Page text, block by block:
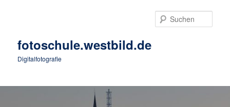
fotoschule.westbild.de
Digitalfotografie